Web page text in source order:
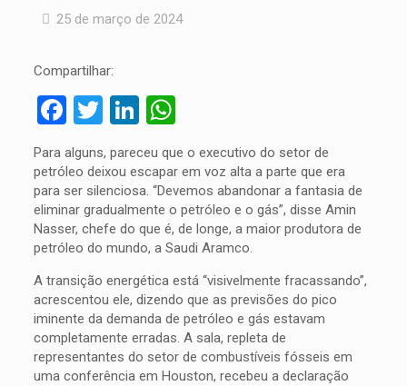
25 de março de 2024
Compartilhar:
Facebook
TwitterLinkedIn
WhatsApp
Para alguns, pareceu que o executivo do setor de
petróleo deixou escapar em voz alta a parte que era
para ser silenciosa. “Devemos abandonar a fantasia de
eliminar gradualmente o petróleo e o gás”, disse Amin
Nasser, chefe do que é, de longe, a maior produtora de
petróleo do mundo, a Saudi Aramco.
A transição energética está “visivelmente fracassando”,
acrescentou ele, dizendo que as previsões do pico
iminente da demanda de petróleo e gás estavam
completamente erradas. A sala, repleta de
representantes do setor de combustíveis fósseis em
uma conferência em Houston, recebeu a declaração